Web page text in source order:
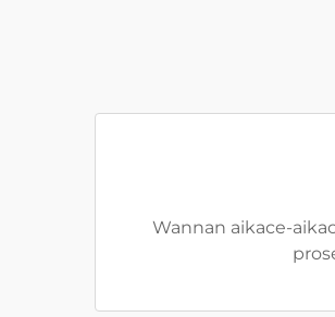
Wannan aikace-